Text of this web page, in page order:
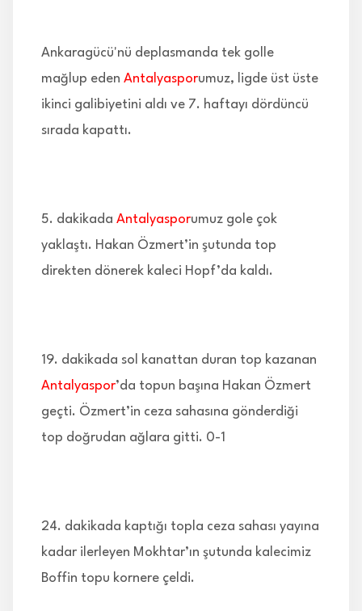
Ankaragücü'nü deplasmanda tek golle
mağlup eden Antalyasporumuz, ligde üst üste
ikinci galibiyetini aldı ve 7. haftayı dördüncü
sırada kapattı.
5. dakikada Antalyasporumuz gole çok
yaklaştı. Hakan Özmert’in şutunda top
direkten dönerek kaleci Hopf’da kaldı.
19. dakikada sol kanattan duran top kazanan
Antalyaspor’da topun başına Hakan Özmert
geçti. Özmert’in ceza sahasına gönderdiği
top doğrudan ağlara gitti. 0-1
24. dakikada kaptığı topla ceza sahası yayına
kadar ilerleyen Mokhtar’ın şutunda kalecimiz
Boffin topu kornere çeldi.